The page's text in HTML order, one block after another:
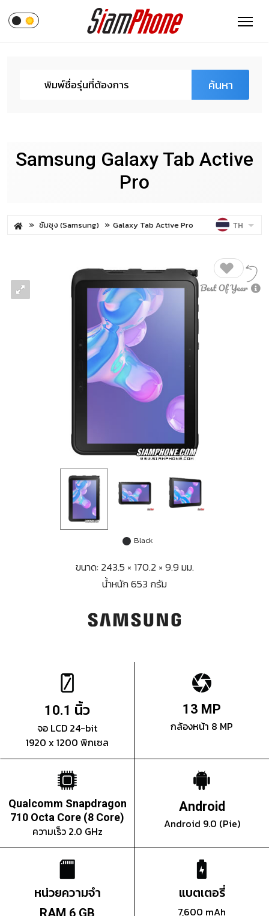
ค้นหา
Samsung Galaxy Tab Active
Pro
ซัมซุง (Samsung) Galaxy Tab Active Pro TH
Black
ขนาด: 243.5 × 170.2 × 9.9 มม.
น้ำหนัก 653 กรัม
10.1 นิ้ว
จอ LCD 24-bit
1920 x 1200 พิกเซล
13 MP
กล้องหน้า 8 MP
Qualcomm Snapdragon
710 Octa Core (8 Core)
ความเร็ว 2.0 GHz
Android
Android 9.0 (Pie)
หน่วยความจำ
RAM 6 GB
แบตเตอรี่
7,600 mAh